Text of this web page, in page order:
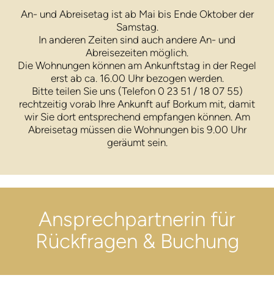
An- und Abreisetag ist ab Mai bis Ende Oktober der
Samstag.
In anderen Zeiten sind auch andere An- und
Abreisezeiten möglich.
Die Wohnungen können am Ankunftstag in der Regel
erst ab ca. 16.00 Uhr bezogen werden.
Bitte teilen Sie uns (TeIefon 0 23 51 / 18 07 55)
rechtzeitig vorab lhre Ankunft auf Borkum mit, damit
wir Sie dort entsprechend empfangen können. Am
Abreisetag müssen die Wohnungen bis 9.00 Uhr
geräumt sein.
Ansprech­partnerin für
Rück­fragen & Buchung